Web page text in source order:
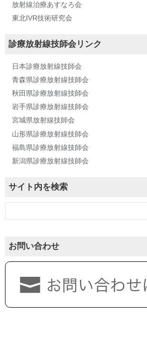
放射線治療あすなろ会
東北IVR技術研究会
診療放射線技師会リンク
日本診療放射線技師会
青森県診療放射線技師会
秋田県診療放射線技師会
岩手県診療放射線技師会
宮城県放射線技師会
山形県診療放射線技師会
福島県診療放射線技師会
新潟県診療放射線技師会
サイト内を検索
お問い合わせ